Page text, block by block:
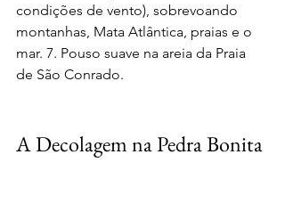
condições de vento), sobrevoando
montanhas, Mata Atlântica, praias e o
mar. 7. Pouso suave na areia da Praia
de São Conrado.
A Decolagem na Pedra Bonita